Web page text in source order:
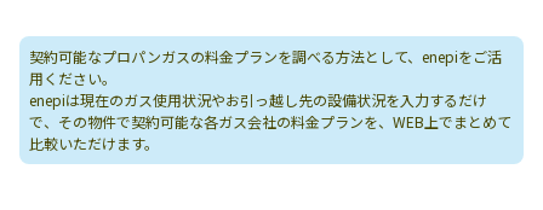
契約可能なプロパンガスの料金プランを調べる方法として、enepiをご活
用ください。
enepiは現在のガス使用状況やお引っ越し先の設備状況を入力するだけ
で、その物件で契約可能な各ガス会社の料金プランを、WEB上でまとめて
比較いただけます。